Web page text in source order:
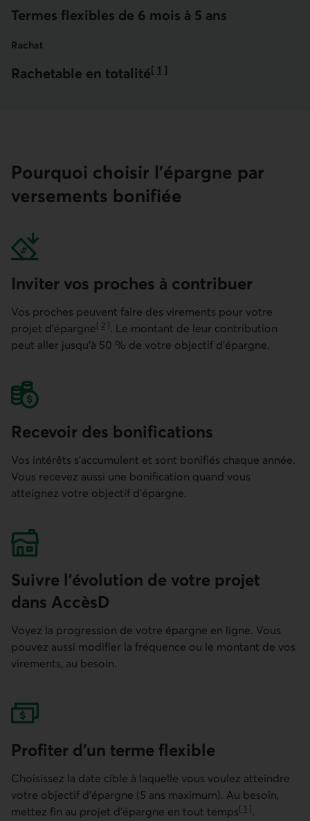
Termes flexibles de 6 mois à 5 ans
Rachat
Rachetable en totalité[ 1 ]
Aller à la note
Pourquoi choisir l’épargne par
versements bonifiée
Inviter vos proches à contribuer
Vos proches peuvent faire des virements pour votre
projet d'épargne[ 2 ]
Aller à la note
. Le montant de leur contribution
peut aller jusqu'à 50 % de votre objectif d'épargne.
Recevoir des bonifications
Vos intérêts s'accumulent et sont bonifiés chaque année.
Vous recevez aussi une bonification quand vous
atteignez votre objectif d'épargne.
Suivre l’évolution de votre projet
dans AccèsD
Voyez la progression de votre épargne en ligne. Vous
pouvez aussi modifier la fréquence ou le montant de vos
virements, au besoin.
Profiter d’un terme flexible
Choisissez la date cible à laquelle vous voulez atteindre
votre objectif d’épargne (5 ans maximum). Au besoin,
mettez fin au projet d’épargne en tout temps[ 1 ]
Aller à la note
.